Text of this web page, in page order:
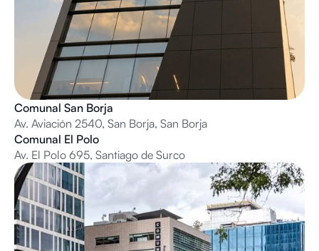
Comunal San Borja
Av. Aviación 2540, San Borja, San Borja
Comunal El Polo
Av. El Polo 695, Santiago de Surco